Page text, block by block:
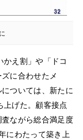
え割」や「ドコ
に合わせたメ
ついては、新たに
上げた。顧客接点
ながら総合満足度
にわたって築き上